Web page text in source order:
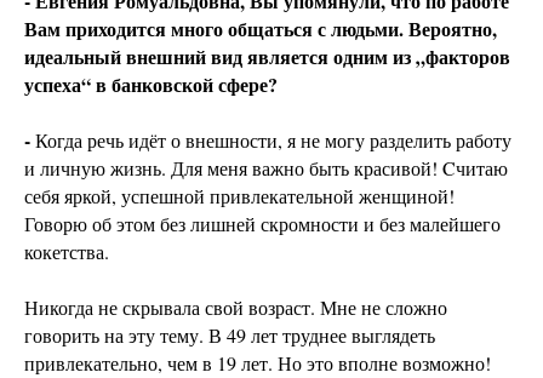
Вам приходится много общаться с людьми. Вероятно,
идеальный внешний вид является одним из „факторов
успеха“ в банковской сфере?
-Когда речь идёт о внешности, я не могу разделить работу
и личную жизнь. Для меня важно быть красивой! Cчитаю
себя яркой, успешной привлекательной женщиной!
Говорю об этом без лишней скромности и без малейшего
кокетства.
Никогда не скрывала свой возраст. Мне не сложно
говорить на эту тему. В 49 лет труднее выглядеть
привлекательно, чем в 19 лет. Но это вполне возможно!